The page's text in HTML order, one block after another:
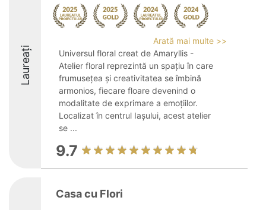
Laureați
Arată mai multe >>
Universul floral creat de Amaryllis -
Atelier floral reprezintă un spațiu în care
frumusețea și creativitatea se îmbină
armonios, fiecare floare devenind o
modalitate de exprimare a emoțiilor.
Localizat în centrul Iașului, acest atelier
se ...
9.7
Casa cu Flori